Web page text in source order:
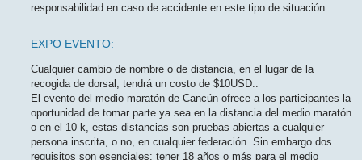
responsabilidad en caso de accidente en este tipo de situación.
EXPO EVENTO:
Cualquier cambio de nombre o de distancia, en el lugar de la
recogida de dorsal, tendrá un costo de $10USD..
El evento del medio maratón de Cancún ofrece a los participantes la
oportunidad de tomar parte ya sea en la distancia del medio maratón
o en el 10 k, estas distancias son pruebas abiertas a cualquier
persona inscrita, o no, en cualquier federación. Sin embargo dos
requisitos son esenciales: tener 18 años o más para el medio